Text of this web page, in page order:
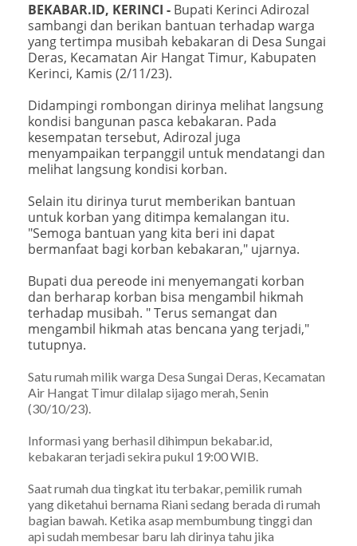
BEKABAR.ID, KERINCI - Bupati Kerinci Adirozal
sambangi dan berikan bantuan terhadap warga
yang tertimpa musibah kebakaran di Desa Sungai
Deras, Kecamatan Air Hangat Timur, Kabupaten
Kerinci, Kamis (2/11/23).
Didampingi rombongan dirinya melihat langsung
kondisi bangunan pasca kebakaran. Pada
kesempatan tersebut, Adirozal juga
menyampaikan terpanggil untuk mendatangi dan
melihat langsung kondisi korban.
Selain itu dirinya turut memberikan bantuan
untuk korban yang ditimpa kemalangan itu.
"Semoga bantuan yang kita beri ini dapat
bermanfaat bagi korban kebakaran," ujarnya.
Bupati dua pereode ini menyemangati korban
dan berharap korban bisa mengambil hikmah
terhadap musibah. " Terus semangat dan
mengambil hikmah atas bencana yang terjadi,"
tutupnya.
Satu rumah milik warga Desa Sungai Deras, Kecamatan
Air Hangat Timur dilalap sijago merah, Senin
(30/10/23).
Informasi yang berhasil dihimpun bekabar.id,
kebakaran terjadi sekira pukul 19:00 WIB.
Saat rumah dua tingkat itu terbakar, pemilik rumah
yang diketahui bernama Riani sedang berada di rumah
bagian bawah. Ketika asap membumbung tinggi dan
api sudah membesar baru lah dirinya tahu jika